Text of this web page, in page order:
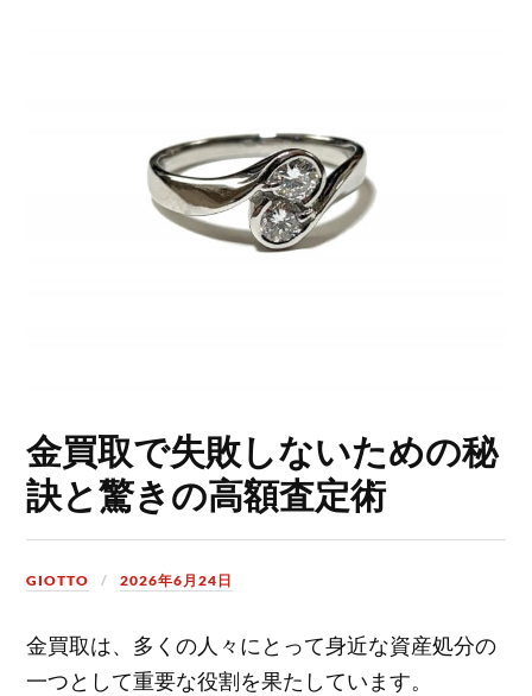
金買取で失敗しないための秘
訣と驚きの高額査定術
GIOTTO 2026年6月24日
金買取は、多くの人々にとって身近な資産処分の
一つとして重要な役割を果たしています。